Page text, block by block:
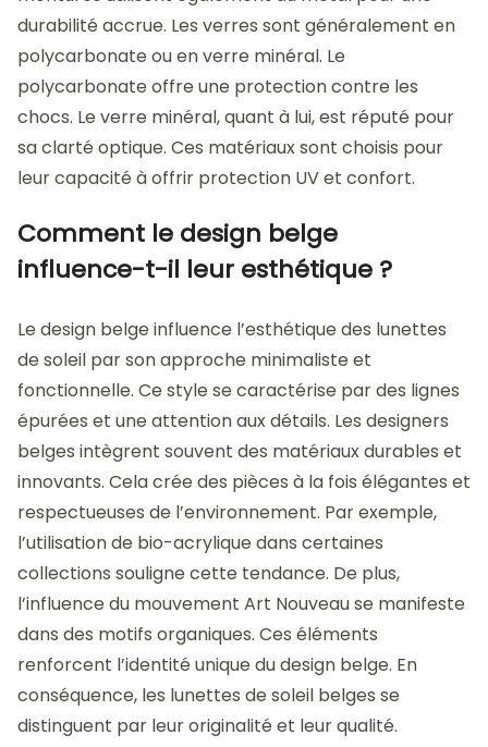
durabilité accrue. Les verres sont généralement en
polycarbonate ou en verre minéral. Le
polycarbonate offre une protection contre les
chocs. Le verre minéral, quant à lui, est réputé pour
sa clarté optique. Ces matériaux sont choisis pour
leur capacité à offrir protection UV et confort.
Comment le design belge
influence-t-il leur esthétique ?
Le design belge influence l’esthétique des lunettes
de soleil par son approche minimaliste et
fonctionnelle. Ce style se caractérise par des lignes
épurées et une attention aux détails. Les designers
belges intègrent souvent des matériaux durables et
innovants. Cela crée des pièces à la fois élégantes et
respectueuses de l’environnement. Par exemple,
l’utilisation de bio-acrylique dans certaines
collections souligne cette tendance. De plus,
l’influence du mouvement Art Nouveau se manifeste
dans des motifs organiques. Ces éléments
renforcent l’identité unique du design belge. En
conséquence, les lunettes de soleil belges se
distinguent par leur originalité et leur qualité.